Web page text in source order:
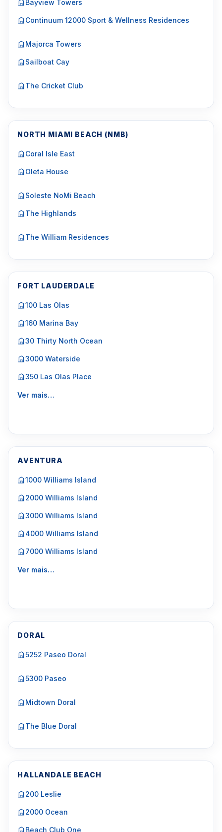
Bayview Towers
Continuum 12000 Sport & Wellness Residences
Majorca Towers
Sailboat Cay
The Cricket Club
NORTH MIAMI BEACH (NMB)
Coral Isle East
Oleta House
Soleste NoMi Beach
The Highlands
The William Residences
FORT LAUDERDALE
100 Las Olas
160 Marina Bay
30 Thirty North Ocean
3000 Waterside
350 Las Olas Place
Ver mais…
AVENTURA
1000 Williams Island
2000 Williams Island
3000 Williams Island
4000 Williams Island
7000 Williams Island
Ver mais…
DORAL
5252 Paseo Doral
5300 Paseo
Midtown Doral
The Blue Doral
HALLANDALE BEACH
200 Leslie
2000 Ocean
Beach Club One